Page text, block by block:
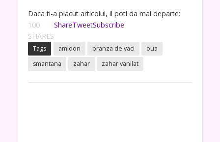
Daca ti-a placut articolul, il poti da mai departe:
100
SHARES
ShareTweetSubscribe
Tags amidon branza de vaci
oua
smantana
zahar zahar vanilat